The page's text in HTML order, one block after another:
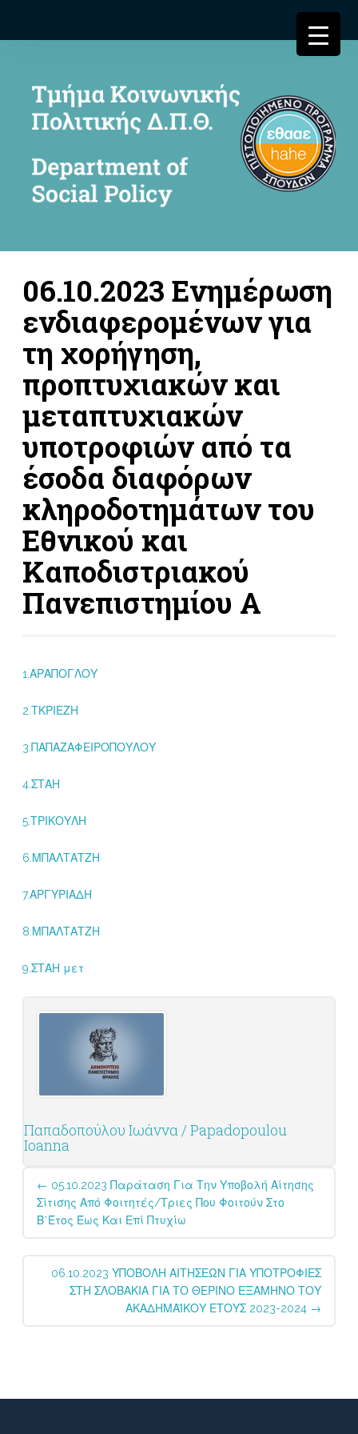
06.10.2023 Ενημέρωση
ενδιαφερομένων για
τη χορήγηση,
προπτυχιακών και
μεταπτυχιακών
υποτροφιών από τα
έσοδα διαφόρων
κληροδοτημάτων του
Εθνικού και
Καποδιστριακού
Πανεπιστημίου Α
1.ΑΡΑΠΟΓΛΟΥ
2.ΤΚΡΙΕΖΗ
3.ΠΑΠΑΖΑΦΕΙΡΟΠΟΥΛΟΥ
4.ΣΤΑΗ
5.ΤΡΙΚΟΥΛΗ
6.ΜΠΑΛΤΑΤΖΗ
7.ΑΡΓΥΡΙΑΔΗ
8.ΜΠΑΛΤΑΤΖΗ
9.ΣΤΑΗ μετ
Παπαδοπούλου Ιωάννα / Papadopoulou
Ioanna
Post
navigation
← 05.10.2023 Παράταση Για Την Υποβολή Αίτησης
Σίτισης Από Φοιτητές/τριες Που Φοιτούν Στο
Β΄έτος Έως Και Επί Πτυχίω
06.10.2023 ΥΠΟΒΟΛΗ ΑΙΤΗΣΕΩΝ ΓΙΑ ΥΠΟΤΡΟΦΙΕΣ
ΣΤΗ ΣΛΟΒΑΚΙΑ ΓΙΑ ΤΟ ΘΕΡΙΝΟ ΕΞΑΜΗΝΟ ΤΟΥ
ΑΚΑΔΗΜΑΪΚΟΥ ΕΤΟΥΣ 2023-2024 →